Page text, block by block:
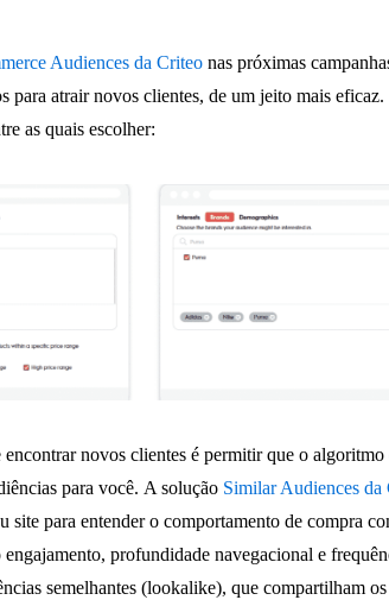
Audiences da Criteo nas próximas
para atrair novos clientes, de um jeito mais
as quais escolher:
novos clientes é permitir que o
para você. A solução Similar Audiences da
site para entender o comportamento de compra
engajamento, profundidade navegacional e
semelhantes (lookalike), que compartilham